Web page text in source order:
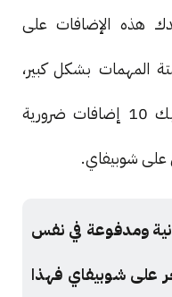
هذه الإضافات على
المهمات بشكل كبير،
وقراءة المعطيات والتحليلات. فإليك 10 إضافات ضرورية
على شوبيفاي.
ومدفوعة في نفس
على شوبيفاي فهذا